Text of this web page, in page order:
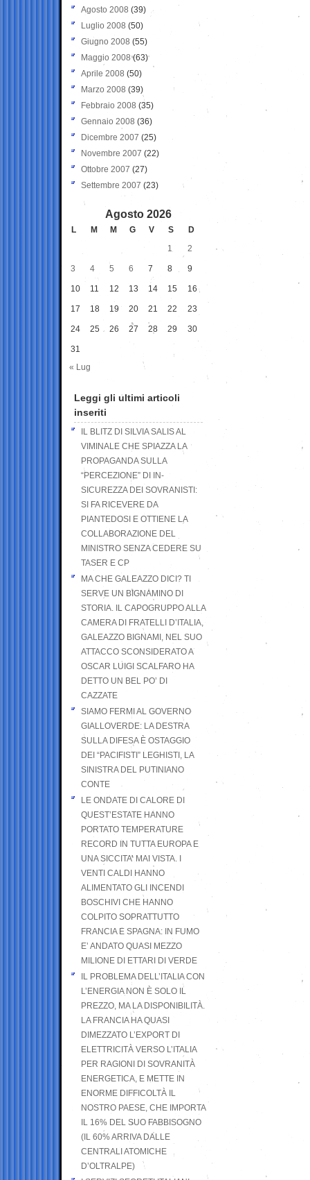
Agosto 2008 (39)
Luglio 2008 (50)
Giugno 2008 (55)
Maggio 2008(63)
Aprile 2008 (50)
Marzo 2008 (39)
Febbraio 2008 (35)
Gennaio 2008 (36)
Dicembre 2007 (25)
Novembre 2007 (22)
Ottobre 2007 (27)
Settembre 2007 (23)
Agosto 2026
L M M G V S
D
1
2
3 4 5 6 7 8 9
10 11 12 13 14 15 16
17 18 19 20 21 22 23
24 25 26 27 28 29 30
31
« Lug
Leggi gli ultimi articoli
inseriti
IL BLITZ DI SILVIA SALIS AL
VIMINALE CHE SPIAZZA LA
PROPAGANDA SULLA
“PERCEZIONE” DI IN-
SICUREZZA DEI SOVRANISTI:
SI FA RICEVERE DA
PIANTEDOSI E OTTIENE LA
COLLABORAZIONE DEL
MINISTRO SENZA CEDERE SU
TASER E CP
MA CHE GALEAZZO DICI? TI
SERVE UN BIGNAMINO DI
STORIA. IL CAPOGRUPPO ALLA
CAMERA DI FRATELLI D’ITALIA,
GALEAZZO BIGNAMI, NEL SUO
ATTACCO SCONSIDERATO A
OSCAR LUIGI SCALFARO HA
DETTO UN BEL PO’ DI
CAZZATE
SIAMO FERMI AL GOVERNO
GIALLOVERDE: LA DESTRA
SULLA DIFESA È OSTAGGIO
DEI “PACIFISTI” LEGHISTI, LA
SINISTRA DEL PUTINIANO
CONTE
LE ONDATE DI CALORE DI
QUEST’ESTATE HANNO
PORTATO TEMPERATURE
RECORD IN TUTTA EUROPA E
UNA SICCITA’ MAI VISTA. I
VENTI CALDI HANNO
ALIMENTATO GLI INCENDI
BOSCHIVI CHE HANNO
COLPITO SOPRATTUTTO
FRANCIA E SPAGNA: IN FUMO
E’ ANDATO QUASI MEZZO
MILIONE DI ETTARI DI VERDE
IL PROBLEMA DELL’ITALIA CON
L’ENERGIA NON È SOLO IL
PREZZO, MA LA DISPONIBILITÀ.
LA FRANCIA HA QUASI
DIMEZZATO L’EXPORT DI
ELETTRICITÀ VERSO L’ITALIA
PER RAGIONI DI SOVRANITÀ
ENERGETICA, E METTE IN
ENORME DIFFICOLTÀ IL
NOSTRO PAESE, CHE IMPORTA
IL 16% DEL SUO FABBISOGNO
(IL 60% ARRIVA DALLE
CENTRALI ATOMICHE
D’OLTRALPE)